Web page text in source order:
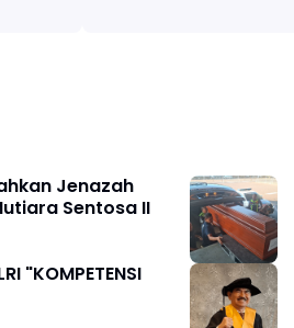
Jenazah
Sentosa II